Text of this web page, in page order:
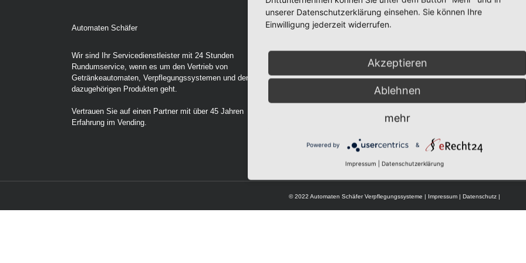
Automaten Schäfer
Wir sind Ihr Servicedienstleister mit 24 Stunden
Rundumservice, wenn es um den Vertrieb von
Getränkeautomaten, Verpflegungssystemen und den
dazugehörigen Produkten geht.
Vertrauen Sie auf einen Partner mit über 45 Jahren
Erfahrung im Vending.
Haben Sie Fragen?
0 23 04 / 94 08 531
© 2022 Automaten Schäfer Verpflegungssysteme | Impressum | Datenschutz |
unserer Datenschutzerklärung einsehen. Sie können Ihre
Einwilligung jederzeit widerrufen.
Akzeptieren
Ablehnen
mehr
Powered by &
Impressum Datenschutzerklärung